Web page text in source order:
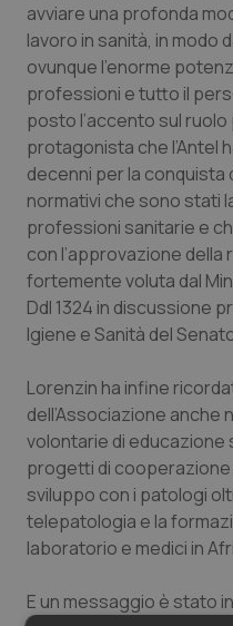
Quotidiano
Rene & patologie
Salute orale &
Sangue &
Tiroide
Tumore al seno
Tumore ovarico
Tumori del
Tumori
Ulcera & Reflusso
Vaccini
avviare una profonda
lavoro in sanità, in modo
ovunque l’enorme
professioni e tutto il
posto l’accento sul
protagonista che l’Antel
decenni per la conquista
normativi che sono stati
professioni sanitarie e
con l’approvazione della
fortemente voluta dal
Ddl 1324 in discussione
Igiene e Sanità del
Lorenzin ha infine
dell’Associazione anche
volontarie di educazione
progetti di cooperazione
sviluppo con i patologi
telepatologia e la
laboratorio e medici in
E un messaggio è stato